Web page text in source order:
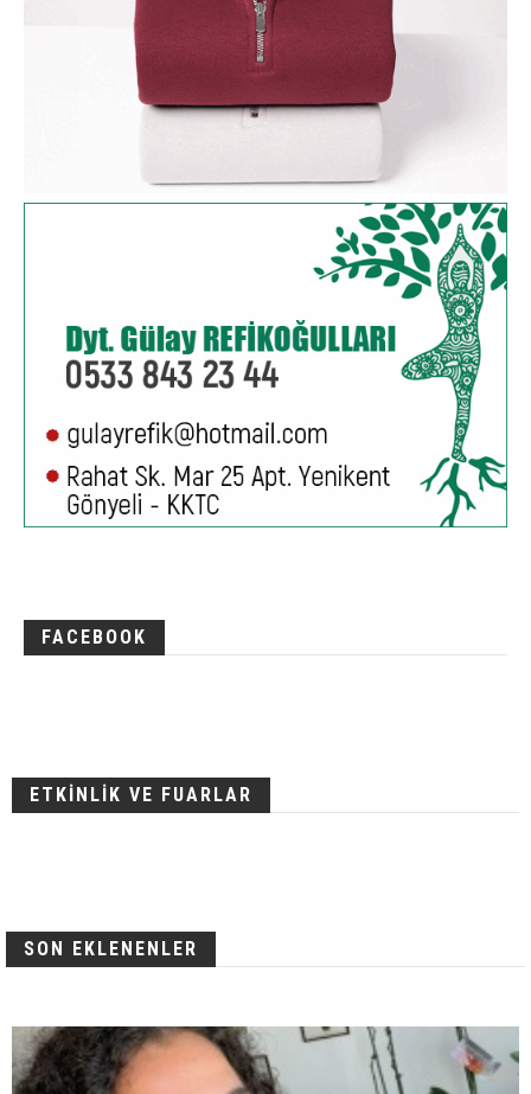
FACEBOOK
ETKİNLİK VE FUARLAR
SON EKLENENLER